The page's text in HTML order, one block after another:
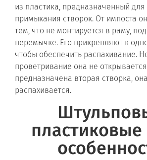
из пластика, предназначенный
примыкания створок. От импоста
тем, что не монтируется в раму,
перемычке. Его прикрепляют к
чтобы обеспечить распахивание.
проветривание она не
предназначена вторая створка,
распахивается.
пластиковые